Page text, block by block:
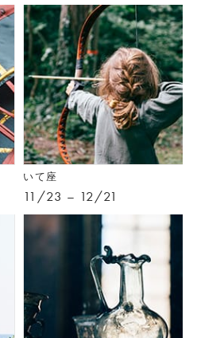
いて座
11/23 – 12/21